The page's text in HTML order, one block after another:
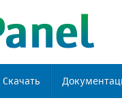
Скачать